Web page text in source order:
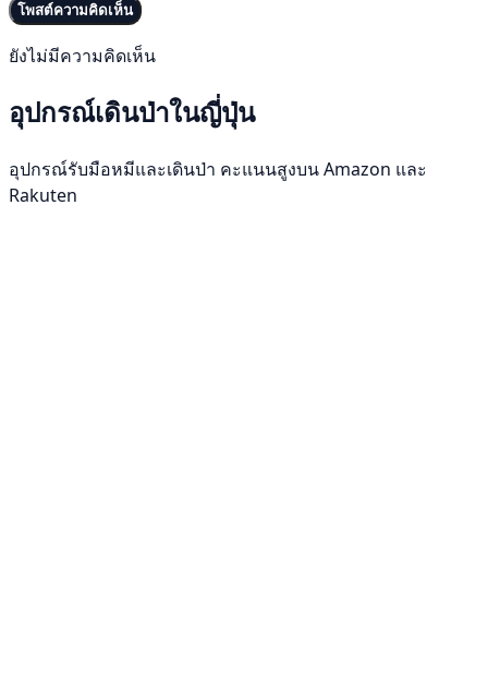
โพสต์ความคิดเห็น
ยังไม่มีความคิดเห็น
อุปกรณ์เดินป่าในญี่ปุ่น
อุปกรณ์รับมือหมีและเดินป่า คะแนนสูงบน Amazon และ
Rakuten